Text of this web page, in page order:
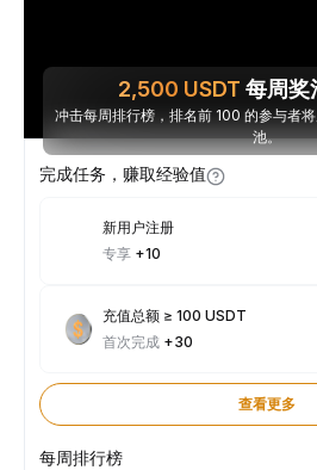
2,500 USDT 每周奖
冲击每周排行榜，排名前 100 的参与者
池。
完成任务，赚取经验值
新用户注册
专享 +10
充值总额 ≥ 100 USDT
首次完成 +30
查看更多
每周排行榜